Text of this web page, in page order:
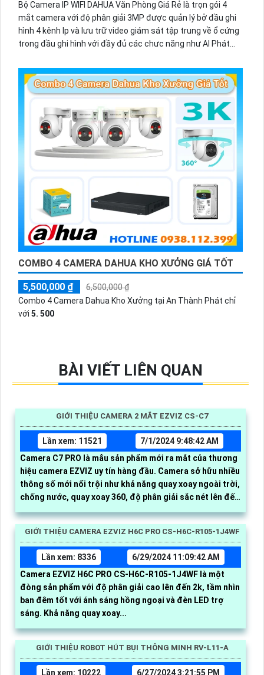
Bộ Camera IP WIFI DAHUA Văn Phòng Giá Rẻ là trọn gói 4
mắt camera với độ phân giải 3MP được quản lý bở đầu ghi
hình 4 kênh Ip và lưu trữ video giám sát tập trung về ổ cứng
trong đầu ghi hình với đầy đủ các chưc năng như AI Phát
có màu vào ban đêm
COMBO 4 CAMERA DAHUA KHO XƯỞNG GIÁ TỐT
5,500,000 ₫
6,500,000 ₫
Combo 4 Camera Dahua Kho Xưởng tại An Thành Phát chỉ
với 5. 500
BÀI VIẾT LIÊN QUAN
GIỚI THIỆU CAMERA 2 MẮT EZVIZ CS-C7
Lần xem: 11521
7/1/2024 9:48:42 AM
Camera C7 PRO là mẫu sản phẩm mới ra mắt của thương
hiệu camera EZVIZ uy tín hàng đầu. Camera sở hữu nhiều
thông số mới nổi trội như khả năng quay xoay ngoài trời,
chống nước, quay xoay 360, độ phân giải sắc nét lên đến
GIỚI THIỆU CAMERA EZVIZ H6C PRO CS-H6C-R105-1J4WF
Lần xem: 8336
6/29/2024 11:09:42 AM
Camera EZVIZ H6C PRO CS-H6C-R105-1J4WF là một
đòng sản phẩm với độ phân giải cao lên đến 2k, tầm nhìn
ban đêm tốt với ánh sáng hồng ngoại và đèn LED trợ
sáng. Khả năng quay xoay...
GIỚI THIỆU ROBOT HÚT BỤI THÔNG MINH RV-L11-A
Lần xem: 10222 6/27/2024 3:21:55 PM